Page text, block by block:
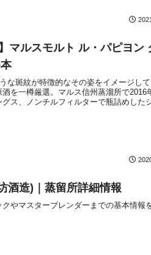
マルスモルト ル・パピヨン
な斑紋が特徴的なその姿をイメージし
を一樽厳選。マルス信州蒸溜所で2016
ス、ノンチルフィルターで瓶詰めした
酒造)｜蒸留所詳細情報
やマスターブレンダーまでの基本情報